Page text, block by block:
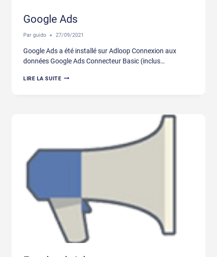
Google Ads
Par guido 27/09/2021
Google Ads a été installé sur Adloop Connexion aux
données Google Ads Connecteur Basic (inclus…
LIRE LA SUITEGOOGLE